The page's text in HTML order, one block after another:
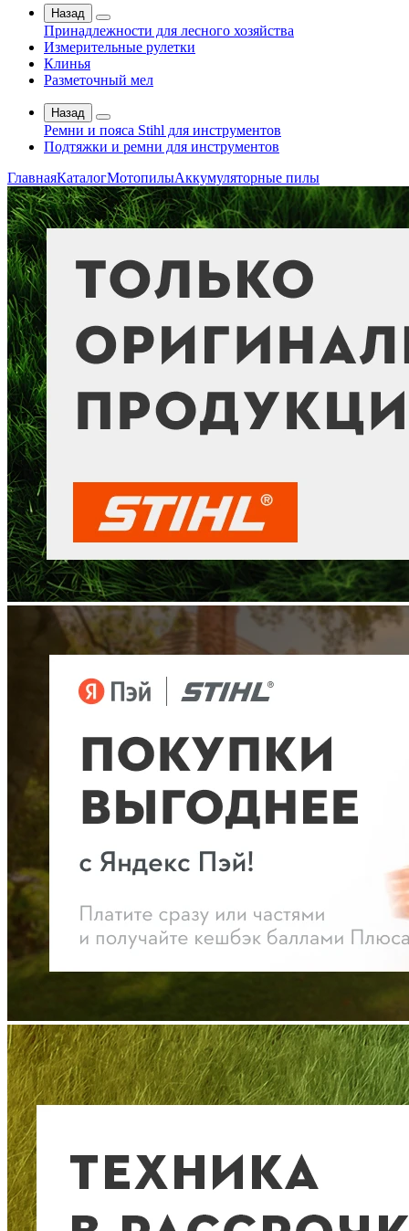
Назад
Принадлежности для лесного хозяйства
Измерительные рулетки
Клинья
Разметочный мел
Назад
Ремни и пояса Stihl для инструментов
Подтяжки и ремни для инструментов
ГлавнаяКаталогМотопилыАккумуляторные пилы